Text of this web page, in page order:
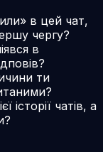
в цей чат,
чергу?
в
ти
історії чатів, а